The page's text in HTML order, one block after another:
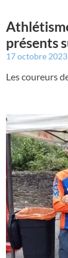
présents
17 octobre 2023
Les coureurs